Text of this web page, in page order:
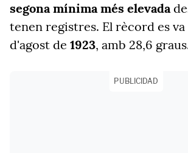
segona mínima més elevada
tenen registres. El rècord es
d'agost de 1923, amb 28,6
PUBLICIDAD